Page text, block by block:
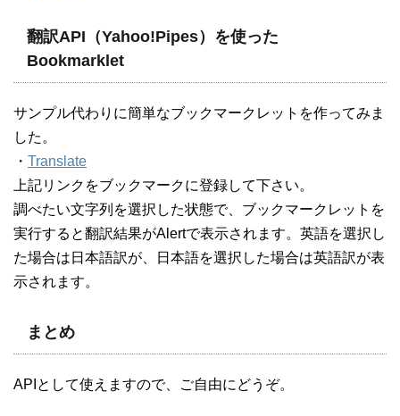
翻訳API（Yahoo!Pipes）を使った
Bookmarklet
サンプル代わりに簡単なブックマークレットを作ってみま
した。
・ Translate
上記リンクをブックマークに登録して下さい。
調べたい文字列を選択した状態で、ブックマークレットを
実行すると翻訳結果がAlertで表示されます。英語を選択し
た場合は日本語訳が、日本語を選択した場合は英語訳が表
示されます。
まとめ
APIとして使えますので、ご自由にどうぞ。